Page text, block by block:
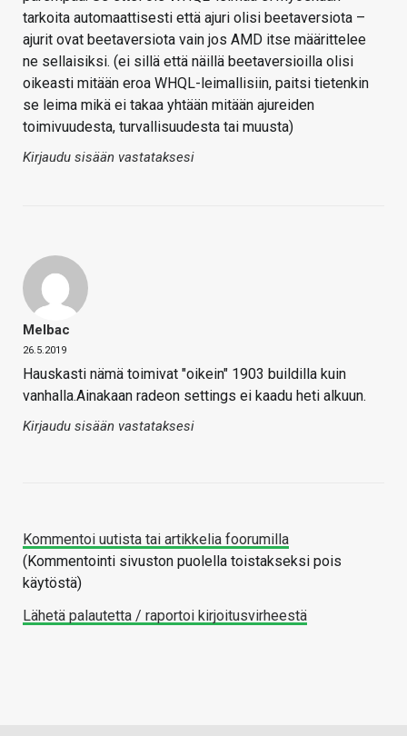
tarkoita automaattisesti että ajuri olisi beetaversiota –
ajurit ovat beetaversiota vain jos AMD itse määrittelee
ne sellaisiksi. (ei sillä että näillä beetaversioilla olisi
oikeasti mitään eroa WHQL-leimallisiin, paitsi tietenkin
se leima mikä ei takaa yhtään mitään ajureiden
toimivuudesta, turvallisuudesta tai muusta)
Kirjaudu sisään vastataksesi
Melbac
26.5.2019
Hauskasti nämä toimivat "oikein" 1903 buildilla kuin
vanhalla.Ainakaan radeon settings ei kaadu heti alkuun.
Kirjaudu sisään vastataksesi
Kommentoi uutista tai artikkelia foorumilla
(Kommentointi sivuston puolella toistakseksi pois
käytöstä)
Lähetä palautetta / raportoi kirjoitusvirheestä